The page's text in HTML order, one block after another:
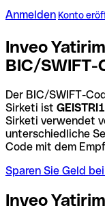
Anmelden Konto
Inveo
BIC/SWIFT-
Der BIC/SWIFT-
Sirketi ist
Sirketi verwendet
unterschiedliche
Code mit dem
Sparen Sie Geld
Inveo